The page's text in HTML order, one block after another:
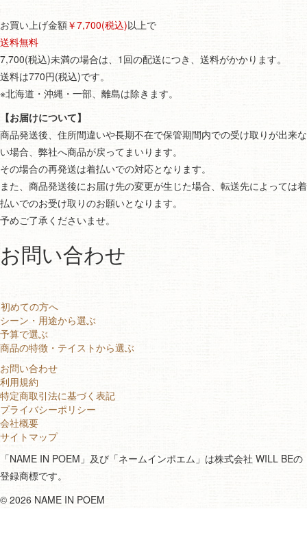
お買い上げ金額￥7,700(税込)以上で
送料無料
7,700(税込)未満の場合は、1回の配送につき、送料がかかります。
送料は770円(税込)です。
※北海道・沖縄・一部、離島は除きます。
【お届けについて】
商品発送後、住所間違いや長期不在で保管期間内での受け取りが出来な
い場合、弊社へ商品が戻ってまいります。
その場合の再発送は着払いでの対応となります。
また、商品発送後にお届け先の変更が生じた場合、転送先によっては着
払いでのお受け取りのお願いとなります。
予めご了承くださいませ。
お問い合わせ
初めての方へ
シーン・用途から選ぶ
予算で選ぶ
商品の特徴・テイストから選ぶ
お問い合わせ
利用規約
特定商取引法に基づく表記
プライバシーポリシー
会社概要
サイトマップ
「NAME IN POEM」及び「ネームインポエム」は株式会社 WILL BEの
登録商標です。
© 2026 NAME IN POEM